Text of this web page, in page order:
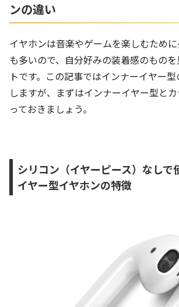
ンの違い
イヤホンは音楽やゲームを楽しむため
も多いので、自分好みの装着感のもの
トです。この記事ではインナーイヤー
しますが、まずはインナーイヤー型と
っておきましょう。
シリコン（イヤーピース）なしで
イヤー型イヤホンの特徴